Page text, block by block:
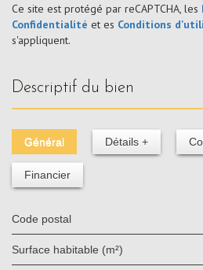
Ce site est protégé par reCAPTCHA, les
Confidentialité et es Conditions
s'appliquent.
descriptif du bien
Général Détails +
Financier
Code postal
Surface habitable (m²)